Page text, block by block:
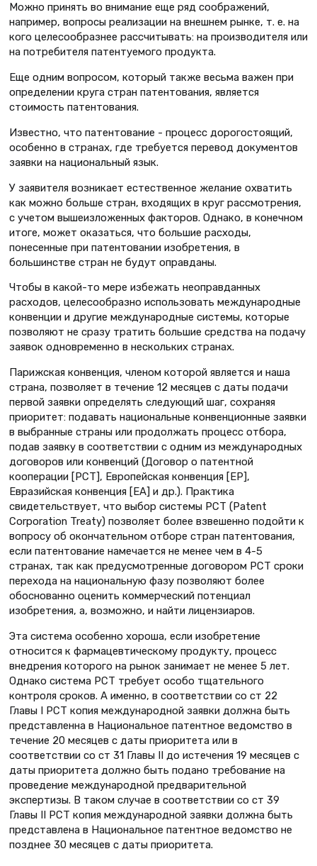
Можно принять во внимание еще ряд соображений,
например, вопросы реализации на внешнем рынке, т. е. на
кого целесообразнее рассчитывать: на производителя или
на потребителя патентуемого продукта.
Еще одним вопросом, который также весьма важен при
определении круга стран патентования, является
стоимость патентования.
Известно, что патентование - процесс дорогостоящий,
особенно в странах, где требуется перевод документов
заявки на национальный язык.
У заявителя возникает естественное желание охватить
как можно больше стран, входящих в круг рассмотрения,
с учетом вышеизложенных факторов. Однако, в конечном
итоге, может оказаться, что большие расходы,
понесенные при патентовании изобретения, в
большинстве стран не будут оправданы.
Чтобы в какой-то мере избежать неоправданных
расходов, целесообразно использовать международные
конвенции и другие международные системы, которые
позволяют не сразу тратить большие средства на подачу
заявок одновременно в нескольких странах.
Парижская конвенция, членом которой является и наша
страна, позволяет в течение 12 месяцев с даты подачи
первой заявки определять следующий шаг, сохраняя
приоритет: подавать национальные конвенционные заявки
в выбранные страны или продолжать процесс отбора,
подав заявку в соответствии с одним из международных
договоров или конвенций (Договор о патентной
кооперации [PCT], Европейская конвенция [EP],
Евразийская конвенция [EA] и др.). Практика
свидетельствует, что выбор системы РСТ (Patent
Corporation Treaty) позволяет более взвешенно подойти к
вопросу об окончательном отборе стран патентования,
если патентование намечается не менее чем в 4-5
странах, так как предусмотренные договором РСТ сроки
перехода на национальную фазу позволяют более
обоснованно оценить коммерческий потенциал
изобретения, а, возможно, и найти лицензиаров.
Эта система особенно хороша, если изобретение
относится к фармацевтическому продукту, процесс
внедрения которого на рынок занимает не менее 5 лет.
Однако система РСТ требует особо тщательного
контроля сроков. А именно, в соответствии со ст 22
Главы I РСТ копия международной заявки должна быть
представленна в Национальное патентное ведомство в
течение 20 месяцев с даты приоритета или в
соответствии со ст 31 Главы II до истечения 19 месяцев с
даты приоритета должно быть подано требование на
проведение международной предварительной
экспертизы. В таком случае в соответствии со ст 39
Главы II РСТ копия международной заявки должна быть
представлена в Национальное патентное ведомство не
позднее 30 месяцев с даты приоритета.